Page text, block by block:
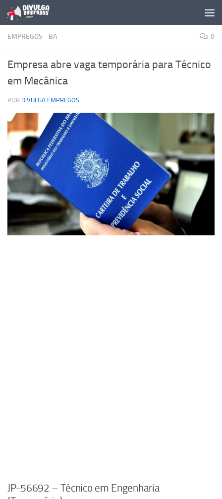
Skip to content
EMPREGOS - BA 0
Empresa abre vaga temporária para Técnico
em Mecânica
POR DIVULGA EMPREGOS
JP-56692 – Técnico em Engenharia